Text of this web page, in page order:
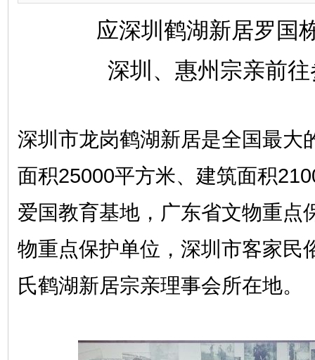
应深圳鹤湖新居罗国
深圳、 惠州宗亲前
深圳市龙岗鹤湖新居是全国最大
面积25000平方米、建筑面积
爱国教育基地，广东省文物重点
物重点保护单位，深圳市客家民
氏鹤湖新居宗亲理事会所在地。